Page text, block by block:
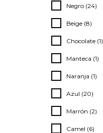
Negro (24)
Beige (8)
Chocolate (1)
Manteca (1)
Naranja (1)
Azul (20)
Marrón (2)
Camel (6)